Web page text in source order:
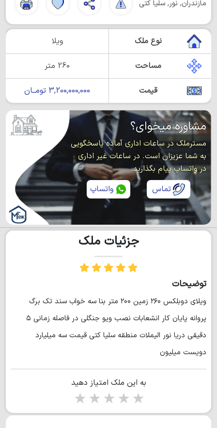
مازندران, نور, سلیا کتی
نوع ملک ویلا
مساحت 260 متر
قیمت 3,200,000,000 تومــان
مشاوره میخوای؟
مسترملک در ساعات اداری آماده پاسخگویی
به شما عزیزان است. در ساعات غیر اداری
در واتساپ پیام بگذارید.
تماس
واتساپ
جزئیات ملک
توضیحات
ویلای دوبلکس ۲۶۰ زمین ۲۰۰ متر بنا سه خواب سند تک برگ
پروانه پایان کار انشعابات نصب ویو جنگلی در فاصله زمانی ۵
دقیقی دریا نور الیملات منطقه سلیا کتی قیمت سه میلیارد
دویست میلیون
به این ملک امتیاز دهید
5 stars
4 stars
3 stars
2 stars